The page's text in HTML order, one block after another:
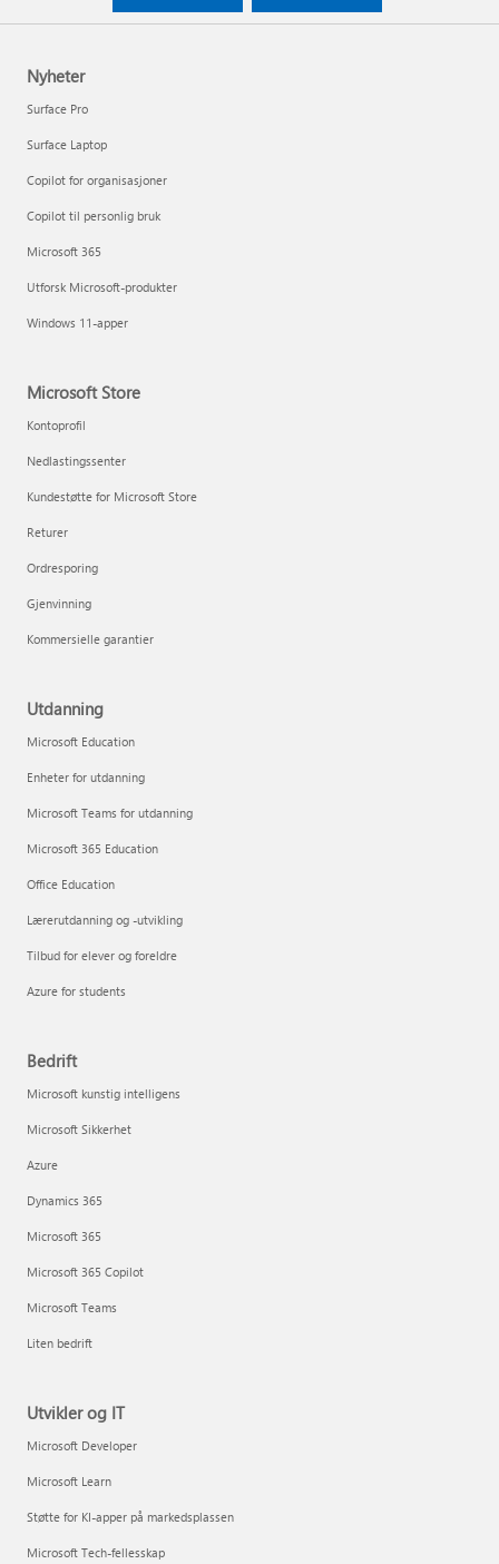
Nyheter
Surface Pro
Surface Laptop
Copilot for organisasjoner
Copilot til personlig bruk
Microsoft 365
Utforsk Microsoft-produkter
Windows 11-apper
Microsoft Store
Kontoprofil
Nedlastingssenter
Kundestøtte for Microsoft Store
Returer
Ordresporing
Gjenvinning
Kommersielle garantier
Utdanning
Microsoft Education
Enheter for utdanning
Microsoft Teams for utdanning
Microsoft 365 Education
Office Education
Lærerutdanning og -utvikling
Tilbud for elever og foreldre
Azure for students
Bedrift
Microsoft kunstig intelligens
Microsoft Sikkerhet
Azure
Dynamics 365
Microsoft 365
Microsoft 365 Copilot
Microsoft Teams
Liten bedrift
Utvikler og IT
Microsoft Developer
Microsoft Learn
Støtte for KI-apper på markedsplassen
Microsoft Tech-fellesskap